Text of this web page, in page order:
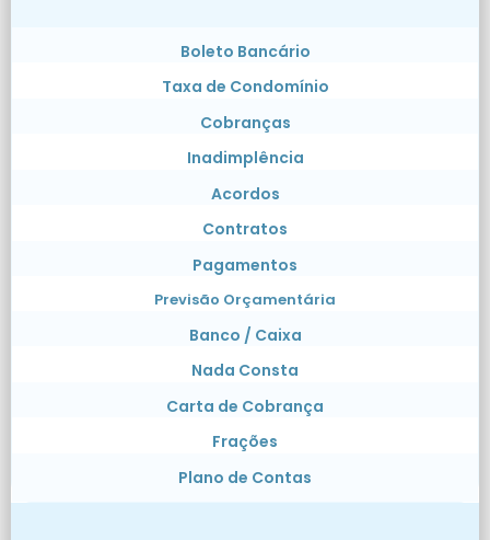
Boleto Bancário
Taxa de Condomínio
Cobranças
Inadimplência
Acordos
Contratos
Pagamentos
Previsão Orçamentária
Banco / Caixa
Nada Consta
Carta de Cobrança
Frações
Plano de Contas